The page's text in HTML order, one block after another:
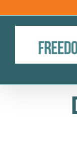
naar